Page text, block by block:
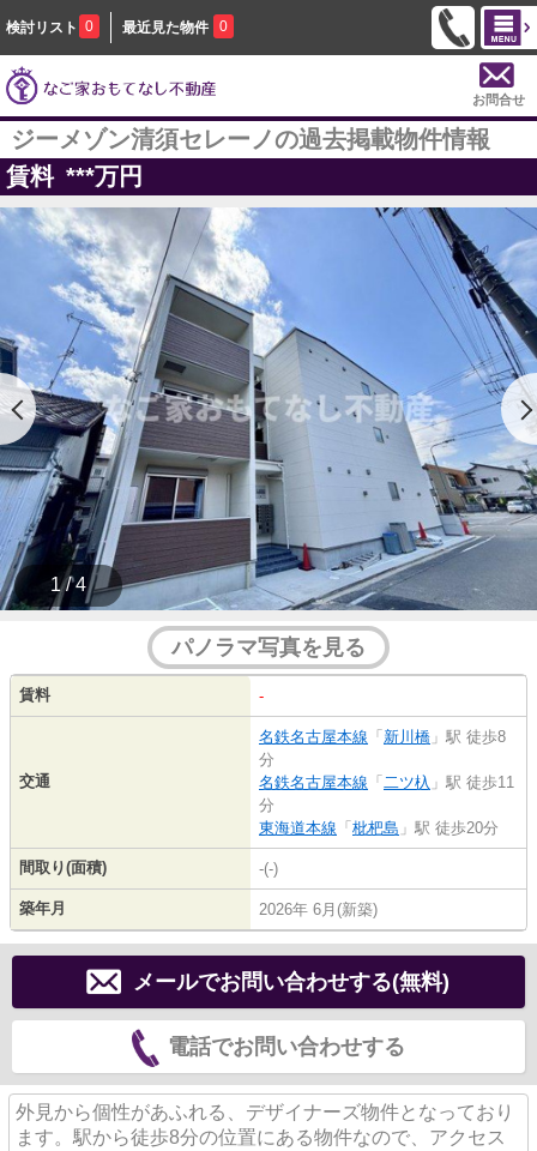
検討リスト 0 最近見た物件 0
お問合せ
ジーメゾン清須セレーノの過去掲載物件情報
賃料 ***万円
1 / 4
パノラマ写真を見る
賃料 -
交通
名鉄名古屋本線 「 新川橋 」駅 徒歩8
分
名鉄名古屋本線 「 二ツ杁 」駅 徒歩11
分
東海道本線 「 枇杷島 」駅 徒歩20分
間取り(面積) -(-)
築年月 2026年 6月(新築)
メールでお問い合わせする(無料)
電話でお問い合わせする
外見から個性があふれる、デザイナーズ物件となっており
ます。駅から徒歩8分の位置にある物件なので、アクセス